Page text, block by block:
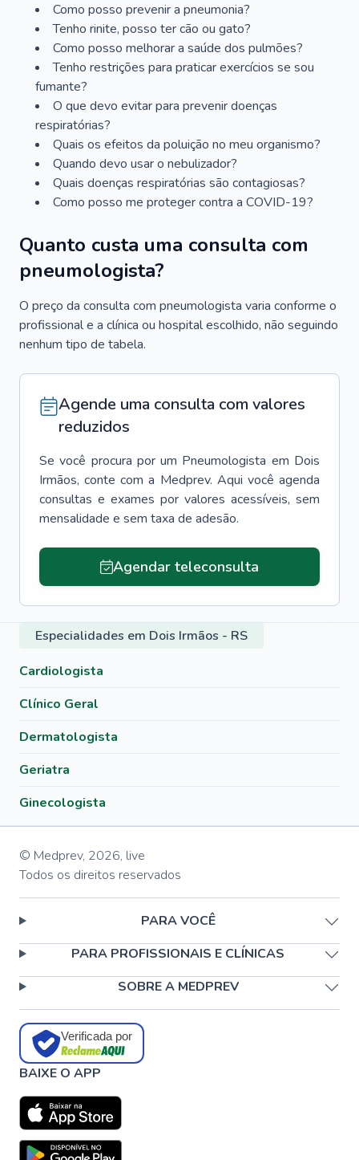
Como posso prevenir a pneumonia?
Tenho rinite, posso ter cão ou gato?
Como posso melhorar a saúde dos pulmões?
Tenho restrições para praticar exercícios se sou
fumante?
O que devo evitar para prevenir doenças
respiratórias?
Quais os efeitos da poluição no meu organismo?
Quando devo usar o nebulizador?
Quais doenças respiratórias são contagiosas?
Como posso me proteger contra a COVID-19?
Quanto custa uma consulta com
pneumologista?
O preço da consulta com pneumologista varia conforme o
profissional e a clínica ou hospital escolhido, não seguindo
nenhum tipo de tabela.
Agende uma consulta com valores
reduzidos
Se você procura por um Pneumologista em Dois
Irmãos, conte com a Medprev. Aqui você agenda
consultas e exames por valores acessíveis, sem
mensalidade e sem taxa de adesão.
Agendar teleconsulta
Especialidades em Dois Irmãos - RS
Cardiologista
Clínico Geral
Dermatologista
Geriatra
Ginecologista
© Medprev, 2026, live
Todos os direitos reservados
PARA VOCÊ
PARA PROFISSIONAIS E CLÍNICAS
SOBRE A MEDPREV
Verificada por
BAIXE O APP